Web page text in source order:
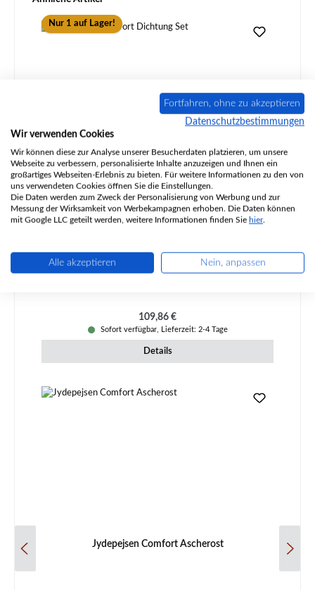
Nur 1 auf Lager!
Jydepejsen Comfort Dichtung Set
Regulärer Preis:
109,86 €
Sofort verfügbar, Lieferzeit: 2-4 Tage
Details
Jydepejsen Comfort Ascherost
Fortfahren, ohne zu akzeptieren
Datenschutzbestimmungen
Wir verwenden Cookies
Wir können diese zur Analyse unserer Besucherdaten platzieren, um unsere
Webseite zu verbessern, personalisierte Inhalte anzuzeigen und Ihnen ein
großartiges Webseiten-Erlebnis zu bieten. Für weitere Informationen zu den von
uns verwendeten Cookies öffnen Sie die Einstellungen.
Die Daten werden zum Zweck der Personalisierung von Werbung und zur
Messung der Wirksamkeit von Werbekampagnen erhoben. Die Daten können
mit Google LLC geteilt werden, weitere Informationen finden Sie hier.
Alle akzeptieren Nein, anpassen